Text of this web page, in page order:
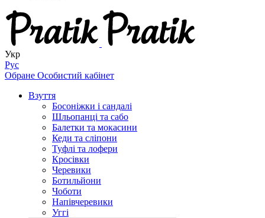
Укр
Рус
Обране Особистий кабінет
Взуття
Босоніжки і сандалі
Шльопанці та сабо
Балетки та мокасини
Кеди та сліпони
Туфлі та лофери
Кросівки
Черевики
Ботильйони
Чоботи
Напівчеревики
Уггі